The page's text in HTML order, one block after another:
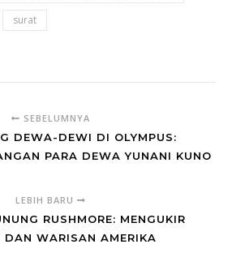
surat
SEBELUMNYA
DEWA-DEWI DI OLYMPUS:
PARA DEWA YUNANI KUNO
LEBIH BARU
RUSHMORE: MENGUKIR
DAN WARISAN AMERIKA